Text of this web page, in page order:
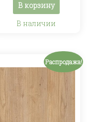
В корзину
В наличии
Распродажа!